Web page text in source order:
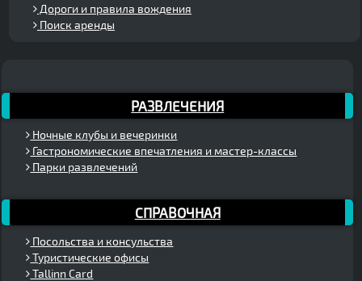
Дороги и правила вождения
Поиск аренды
РАЗВЛЕЧЕНИЯ
Ночные клубы и вечеринки
Гастрономические впечатления и мастер-классы
Парки развлечений
СПРАВОЧНАЯ
Посольства и консульства
Туристические офисы
Tallinn Card